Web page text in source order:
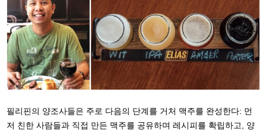
필리핀의 양조사들은 주로 다음의 단계를 거처 맥주를 완성한다: 먼
저 친한 사람들과 직접 만든 맥주를 공유하며 레시피를 확립하고, 양